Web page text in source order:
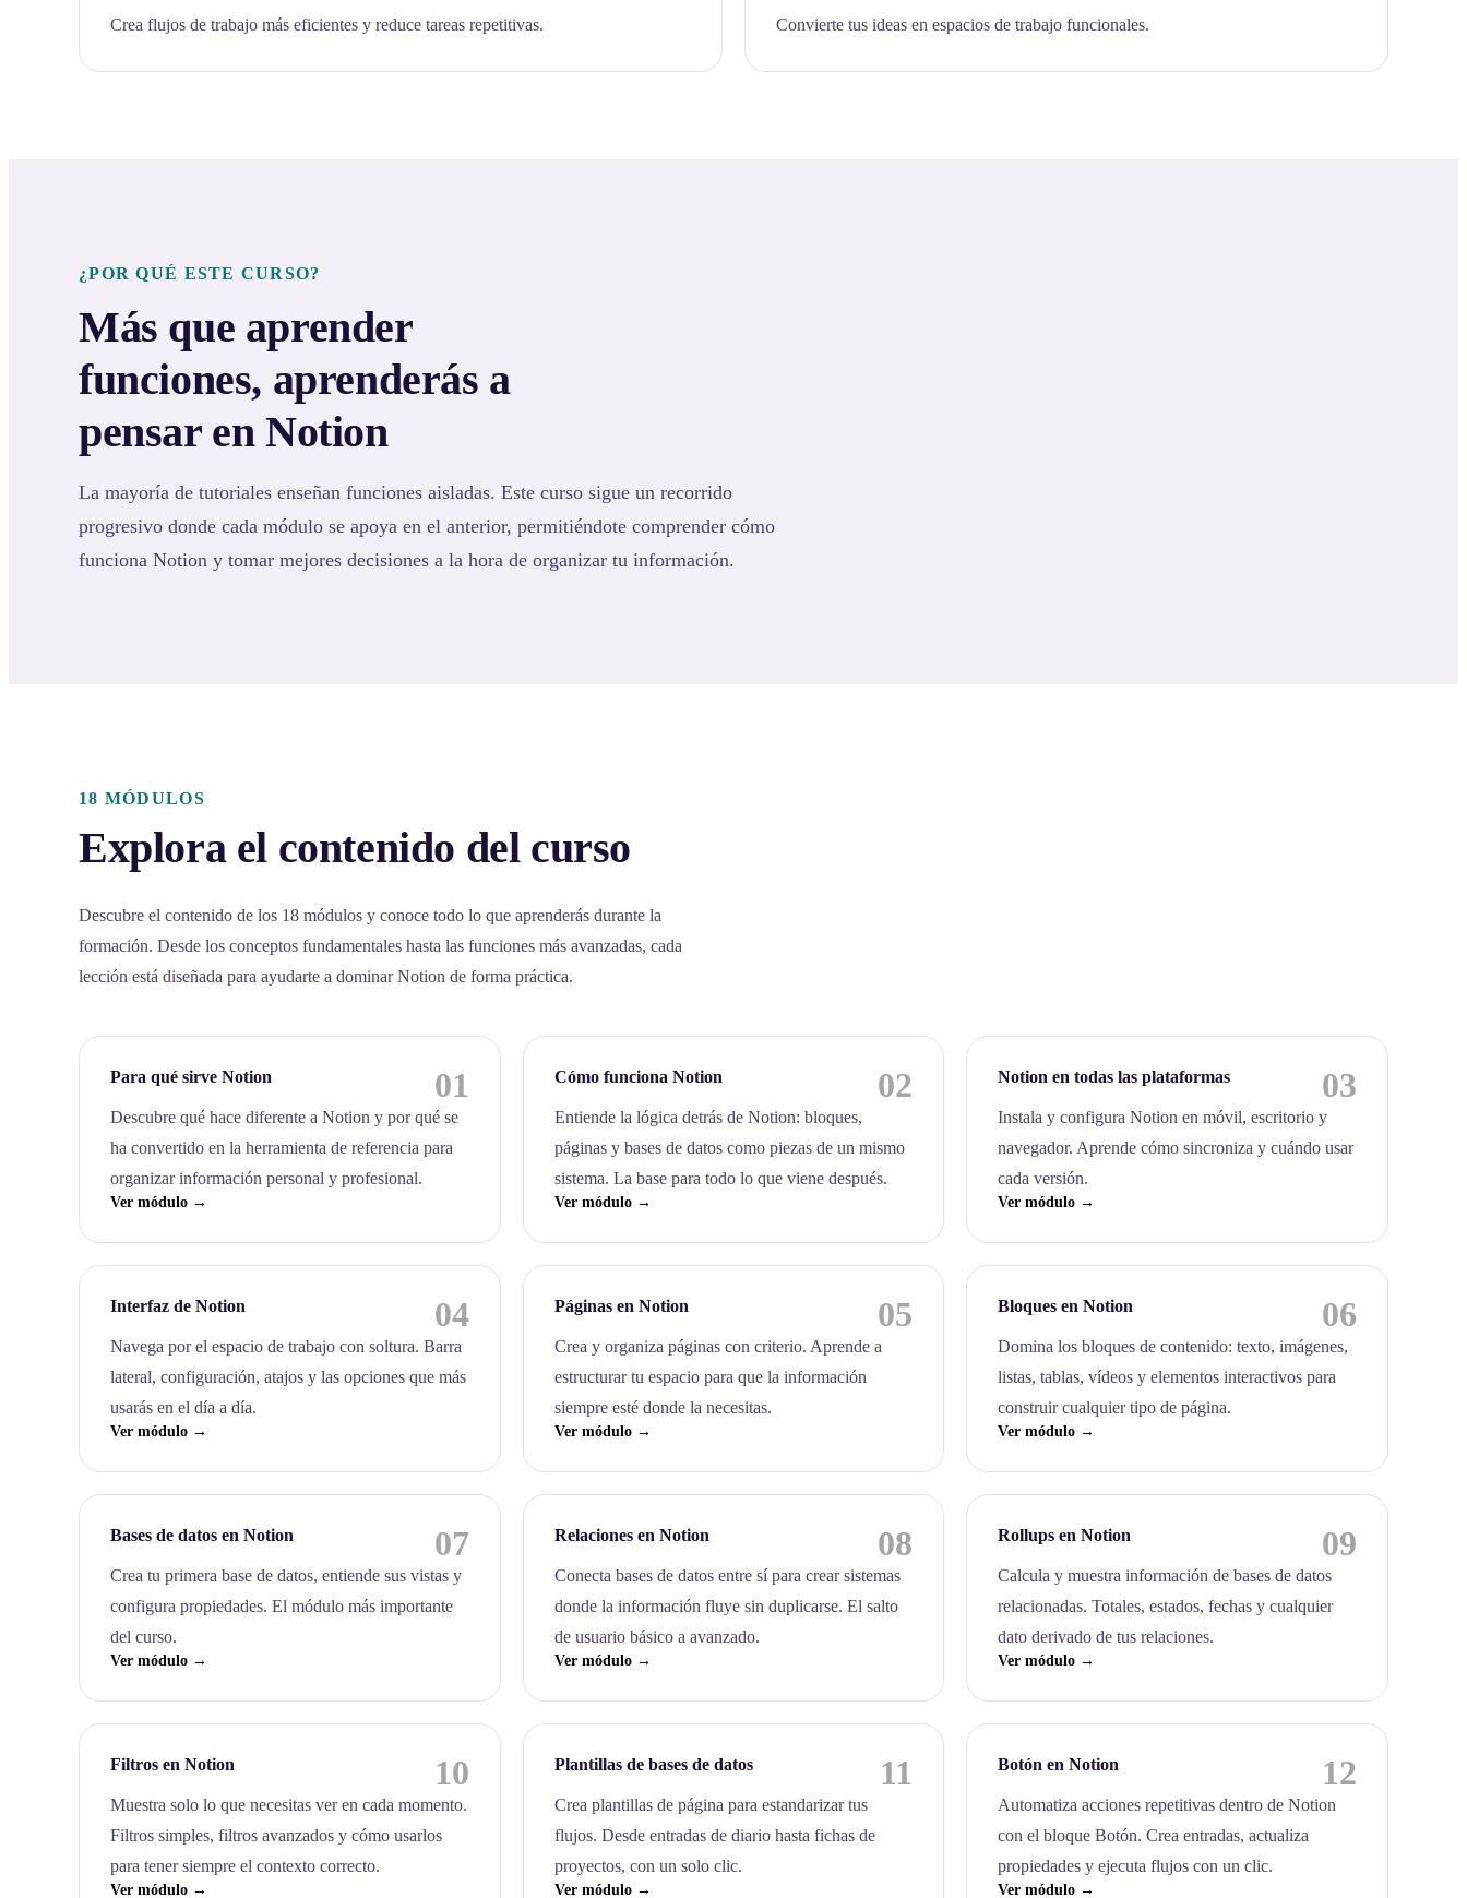
Crea flujos de trabajo más eficientes y reduce tareas repetitivas. Convierte tus ideas en espacios de trabajo funcionales.
¿POR QUÉ ESTE CURSO?
Más que aprender
funciones, aprenderás a
pensar en Notion
La mayoría de tutoriales enseñan funciones aisladas. Este curso sigue un recorrido
progresivo donde cada módulo se apoya en el anterior, permitiéndote comprender cómo
funciona Notion y tomar mejores decisiones a la hora de organizar tu información.
18 MÓDULOS
Explora el contenido del curso
Descubre el contenido de los 18 módulos y conoce todo lo que aprenderás durante la
formación. Desde los conceptos fundamentales hasta las funciones más avanzadas, cada
lección está diseñada para ayudarte a dominar Notion de forma práctica.
Para qué sirve Notion 01
Descubre qué hace diferente a Notion y por qué se
ha convertido en la herramienta de referencia para
organizar información personal y profesional.
Ver módulo →
Cómo funciona Notion 02
Entiende la lógica detrás de Notion: bloques,
páginas y bases de datos como piezas de un mismo
sistema. La base para todo lo que viene después.
Ver módulo →
Notion en todas las plataformas 03
Instala y configura Notion en móvil, escritorio y
navegador. Aprende cómo sincroniza y cuándo usar
cada versión.
Ver módulo →
Interfaz de Notion 04
Navega por el espacio de trabajo con soltura. Barra
lateral, configuración, atajos y las opciones que más
usarás en el día a día.
Ver módulo →
Páginas en Notion 05
Crea y organiza páginas con criterio. Aprende a
estructurar tu espacio para que la información
siempre esté donde la necesitas.
Ver módulo →
Bloques en Notion 06
Domina los bloques de contenido: texto, imágenes,
listas, tablas, vídeos y elementos interactivos para
construir cualquier tipo de página.
Ver módulo →
Bases de datos en Notion 07
Crea tu primera base de datos, entiende sus vistas y
configura propiedades. El módulo más importante
del curso.
Ver módulo →
Relaciones en Notion 08
Conecta bases de datos entre sí para crear sistemas
donde la información fluye sin duplicarse. El salto
de usuario básico a avanzado.
Ver módulo →
Rollups en Notion 09
Calcula y muestra información de bases de datos
relacionadas. Totales, estados, fechas y cualquier
dato derivado de tus relaciones.
Ver módulo →
Filtros en Notion 10
Muestra solo lo que necesitas ver en cada momento.
Filtros simples, filtros avanzados y cómo usarlos
para tener siempre el contexto correcto.
Ver módulo →
Plantillas de bases de datos 11
Crea plantillas de página para estandarizar tus
flujos. Desde entradas de diario hasta fichas de
proyectos, con un solo clic.
Ver módulo →
Botón en Notion 12
Automatiza acciones repetitivas dentro de Notion
con el bloque Botón. Crea entradas, actualiza
propiedades y ejecuta flujos con un clic.
Ver módulo →